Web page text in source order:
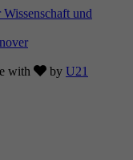
with
Love
by U21